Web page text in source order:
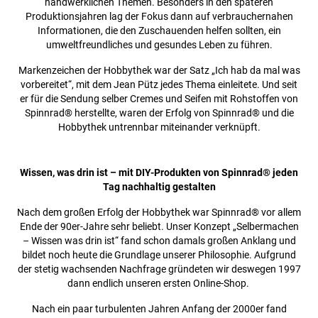
Produktionsjahren lag der Fokus dann auf verbrauchernahen
Informationen, die den Zuschauenden helfen sollten, ein
umweltfreundliches und gesundes Leben zu führen.
Markenzeichen der Hobbythek war der Satz „Ich hab da mal was
vorbereitet“, mit dem Jean Pütz jedes Thema einleitete. Und seit
er für die Sendung selber Cremes und Seifen mit Rohstoffen von
Spinnrad® herstellte, waren der Erfolg von Spinnrad® und die
Hobbythek untrennbar miteinander verknüpft.
Wissen, was drin ist – mit DIY-Produkten von Spinnrad® jeden
Tag nachhaltig gestalten
Nach dem großen Erfolg der Hobbythek war Spinnrad® vor allem
Ende der 90er-Jahre sehr beliebt. Unser Konzept „Selbermachen
– Wissen was drin ist“ fand schon damals großen Anklang und
bildet noch heute die Grundlage unserer Philosophie. Aufgrund
der stetig wachsenden Nachfrage gründeten wir deswegen 1997
dann endlich unseren ersten Online-Shop.
Nach ein paar turbulenten Jahren Anfang der 2000er fand